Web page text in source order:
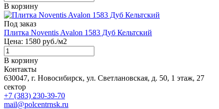
В корзину
Под заказ
Плитка Noventis Avalon 1583 Дуб Кельтский
Цена: 1580 руб./м2
В корзину
Контакты
630047, г. Новосибирск, ул. Светлановская, д. 50, 1 этаж, 27
сектор
+7 (383) 230-39-70
mail@polcentrnsk.ru